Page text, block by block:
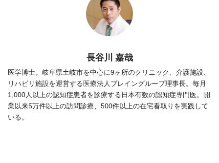
長谷川 嘉哉
医学博士。岐阜県土岐市を中心に9ヶ所のクリニック、介護施設、
リハビリ施設を運営する医療法人ブレイングループ理事長。毎月
1,000人以上の認知症患者を診療する日本有数の認知症専門医。開
業以来5万件以上の訪問診療、500件以上の在宅看取りを実践して
いる。